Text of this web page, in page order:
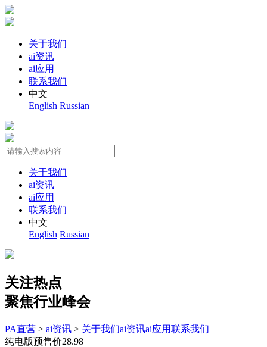
关于我们
ai资讯
ai应用
联系我们
中文
English Russian
关于我们
ai资讯
ai应用
联系我们
中文
English Russian
关注热点
聚焦行业峰会
PA直营 > ai资讯 > 关于我们ai资讯ai应用联系我们
纯电版预售价28.98